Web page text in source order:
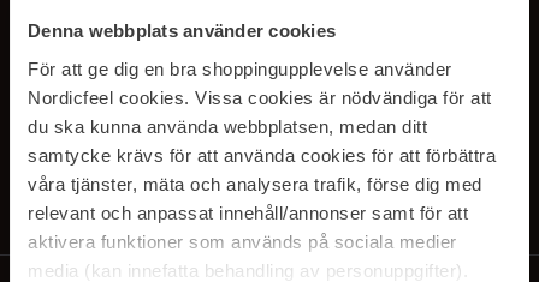
Denna webbplats använder cookies
För att ge dig en bra shoppingupplevelse använder
Nordicfeel cookies. Vissa cookies är nödvändiga för att
du ska kunna använda webbplatsen, medan ditt
samtycke krävs för att använda cookies för att förbättra
våra tjänster, mäta och analysera trafik, förse dig med
relevant och anpassat innehåll/annonser samt för att
aktivera funktioner som används på sociala medier
media (kan innefatta behandling av personuppgifter).
SUBSCRIBE TO OUR
NEWSLETTER
E-mail
Ved at abonnere accepterer du voresprivatlivspolitik. Afmeld til enhver